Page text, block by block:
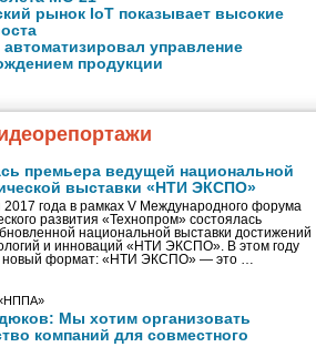
рынок IoT показывает высокие
управление
продукции
премьера ведущей национальной
выставки «НТИ ЭКСПО»
года в рамках V Международного форума
развития «Технопром» состоялась
национальной выставки достижений
и инноваций «НТИ ЭКСПО». В этом году
новый формат: «НТИ ЭКСПО» — это …
Мы хотим организовать
компаний для совместного